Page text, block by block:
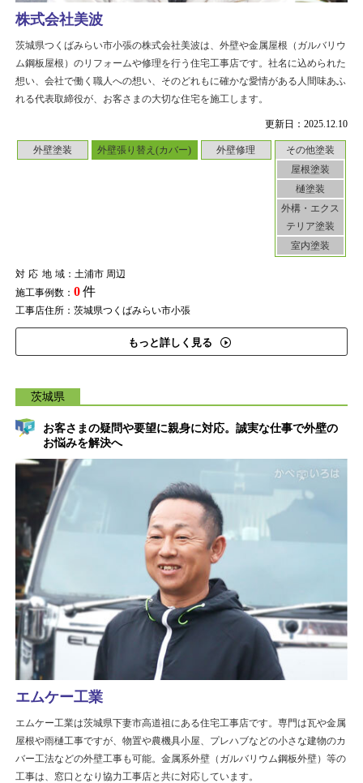
更新日：2025.12.10
外壁塗装 外壁張り替え(カバー) 外壁修理
その他塗装
屋根塗装
樋塗装
外構・エクス
テリア塗装
室内塗装
対応地域：土浦市 周辺
施工事例数： 0件
工事店住所：茨城県つくばみらい市小張
もっと詳しく見る
株式会社美波
茨城県つくばみらい市小張の株式会社美波は、外壁や金属屋根（ガルバリウ
ム鋼板屋根）のリフォームや修理を行う住宅工事店です。社名に込められた
想い、会社で働く職人への想い、そのどれもに確かな愛情がある人間味あふ
れる代表取締役が、お客さまの大切な住宅を施工します。
茨城県
お客さまの疑問や要望に親身に対応。誠実な仕事で外壁の
お悩みを解決へ
エムケー工業
エムケー工業は茨城県下妻市高道祖にある住宅工事店です。専門は瓦や金属
屋根や雨樋工事ですが、物置や農機具小屋、プレハブなどの小さな建物のカ
バー工法などの外壁工事も可能。金属系外壁（ガルバリウム鋼板外壁）等の
工事は、窓口となり協力工事店と共に対応しています。